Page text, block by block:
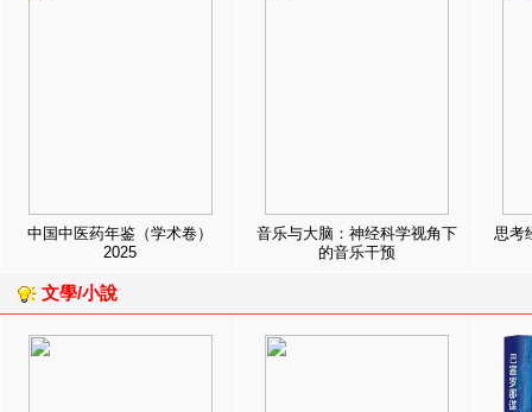
中国中医药年鉴（学术卷）
2025
音乐与大脑：神经科学视角下
的音乐干预
思考
文學/小說